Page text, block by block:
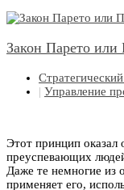
Закон Парето
| Управление
Этот принцип оказал
преуспевающих
Даже те немногие из
применяет его,